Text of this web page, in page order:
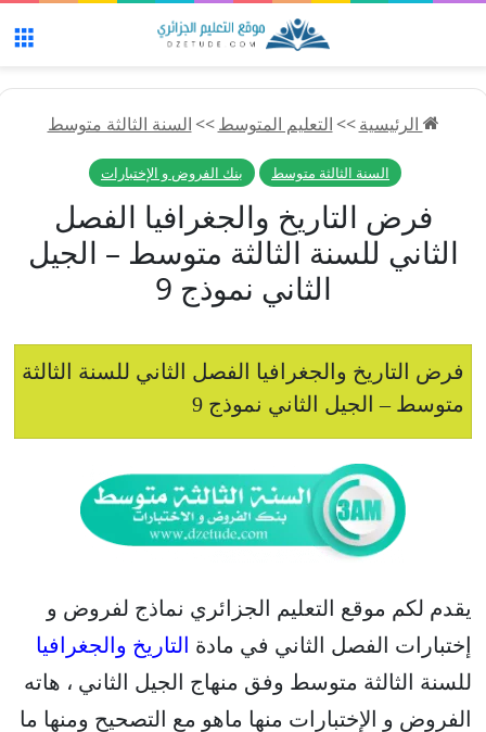
الرئيسية >>التعليم المتوسط >>السنة الثالثة متوسط
السنة الثالثة متوسط بنك الفروض و الإختبارات
فرض التاريخ والجغرافيا الفصل
الثاني للسنة الثالثة متوسط – الجيل
الثاني نموذج 9
فرض التاريخ والجغرافيا الفصل الثاني للسنة الثالثة
متوسط – الجيل الثاني نموذج 9
يقدم لكم موقع التعليم الجزائري نماذج لفروض و
إختبارات الفصل الثاني في مادة التاريخ والجغرافيا
للسنة الثالثة متوسط وفق منهاج الجيل الثاني ، هاته
الفروض و الإختبارات منها ماهو مع التصحيح ومنها ما